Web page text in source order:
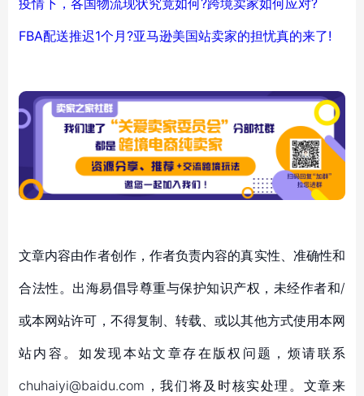
疫情下，各国物流现状究竟如何?跨境卖家如何应对?
FBA配送推迟1个月?亚马逊美国站卖家的担忧真的来了!
文章内容由作者创作，作者负责内容的真实性、准确性和
合法性。出海易倡导尊重与保护知识产权，未经作者和/
或本网站许可，不得复制、转载、或以其他方式使用本网
站内容。如发现本站文章存在版权问题，烦请联系
chuhaiyi@baidu.com，我们将及时核实处理。文章来